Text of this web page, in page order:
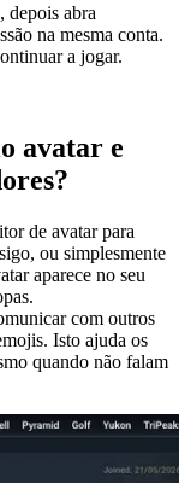
depois abra
na mesma conta.
a jogar.
avatar e
de avatar para
ou simplesmente
aparece no seu
com outros
Isto ajuda os
quando não falam